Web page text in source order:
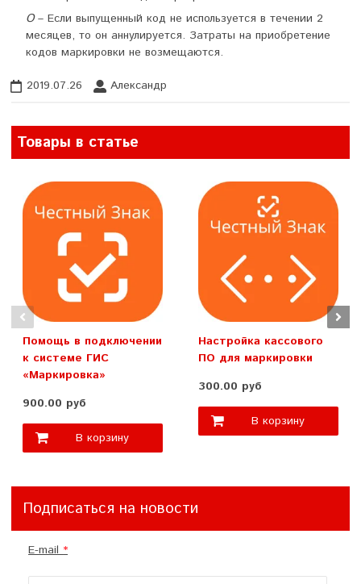
О– Если выпущенный код не используется в течении 2
месяцев, то он аннулируется. Затраты на приобретение
кодов маркировки не возмещаются.
2019.07.26 Александр
Товары в статье
Помощь в подключении
к системе ГИС
«Маркировка»
900.00 руб
В корзину
Настройка кассового
ПО для маркировки
300.00 руб
В корзину
Подписаться на новости
E-mail